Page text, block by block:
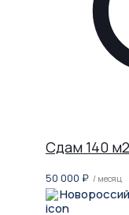
Сдам 140
50 000 ₽ / месяц